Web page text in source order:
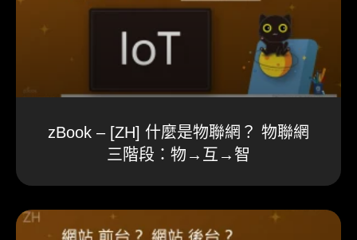
zBook – [ZH] 什麼是物聯網？ 物聯網
三階段：物→互→智